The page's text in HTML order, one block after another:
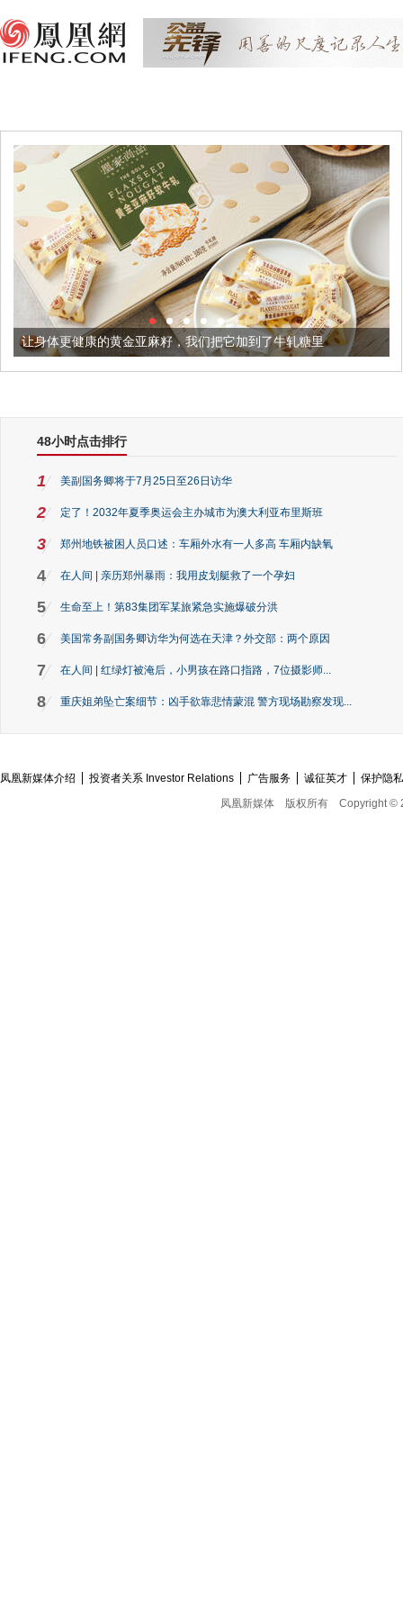
黄金亚麻籽，我们把它加到了牛轧糖里 被列入佛家七宝
48小时点击排行
1 美副国务卿将于7月25日至26日访华
2 定了！2032年夏季奥运会主办城市为澳大利亚布里斯班
3 郑州地铁被困人员口述：车厢外水有一人多高 车厢内缺氧
4 在人间 | 亲历郑州暴雨：我用皮划艇救了一个孕妇
5 生命至上！第83集团军某旅紧急实施爆破分洪
6 美国常务副国务卿访华为何选在天津？外交部：两个原因
7 在人间 | 红绿灯被淹后，小男孩在路口指路，7位摄影师...
8 重庆姐弟坠亡案细节：凶手欲靠悲情蒙混 警方现场勘察发现...
凤凰新媒体介绍 投资者关系 Investor Relations 广告服务 诚征英才
保护隐
凤凰新媒体
版权所有 Copyright ©